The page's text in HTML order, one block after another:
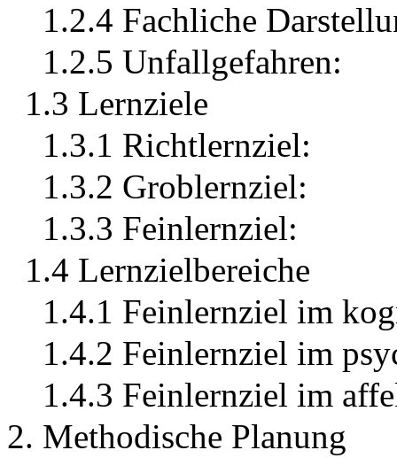
1.2.4 Fachliche
1.2.5 Unfallgefahren:
1.3 Lernziele
1.3.1 Richtlernziel:
1.3.2 Groblernziel:
1.3.3 Feinlernziel:
1.4 Lernzielbereiche
1.4.1 Feinlernziel im
1.4.2 Feinlernziel im
1.4.3 Feinlernziel im
2. Methodische Planung